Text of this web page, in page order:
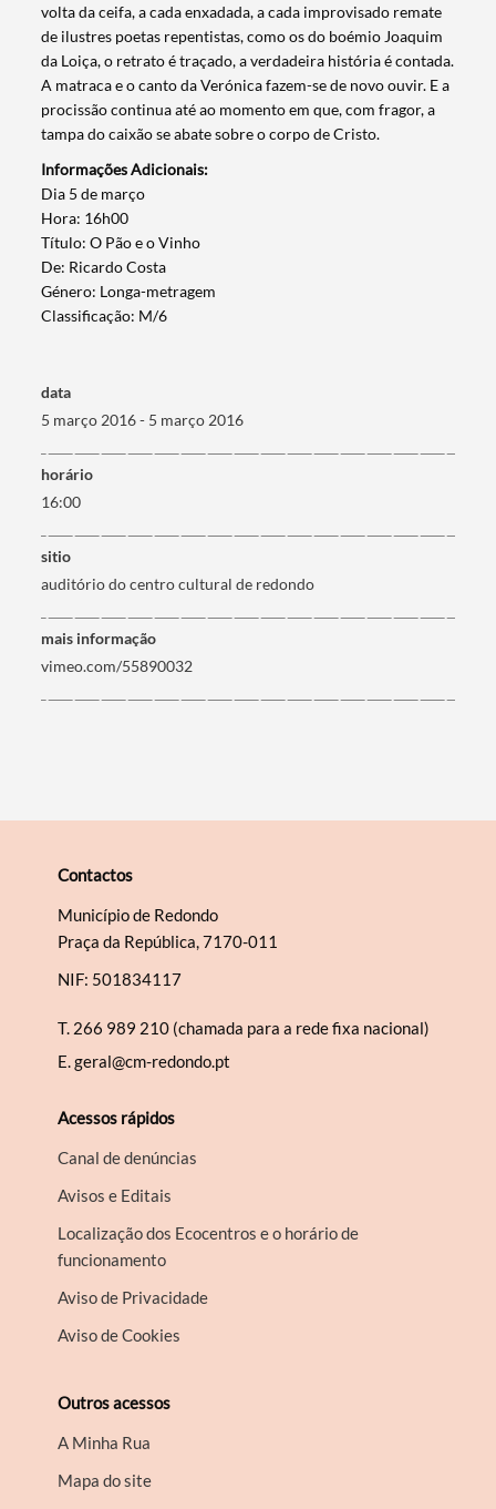
Termo de Pesquisa
Categorias gerais
Filtros
volta da ceifa, a cada enxadada, a cada improvisado remate
de ilustres poetas repentistas, como os do boémio Joaquim
da Loiça, o retrato é traçado, a verdadeira história é contada.
A matraca e o canto da Verónica fazem-se de novo ouvir. E a
procissão continua até ao momento em que, com fragor, a
tampa do caixão se abate sobre o corpo de Cristo.
Informações Adicionais:
​Dia 5 de março
Hora: 16h00
Título: O Pão e o Vinho
De: Ricardo Costa
Género: Longa-metragem
Classificação: M/6
data
5 março 2016 - 5 março 2016
horário
16:00
sitio
auditório do centro cultural de redondo
mais informação
vimeo.com/55890032
Contactos
Município de Redondo
Praça da República, 7170-011
NIF: 501834117
T. 266 989 210 (chamada para a rede fixa nacional)
E.geral@cm-redondo.pt
Acessos rápidos
Canal de denúncias
Avisos e Editais
Localização dos Ecocentros e o horário de
funcionamento
Aviso de Privacidade
Aviso de Cookies
Outros acessos
A Minha Rua
Mapa do site